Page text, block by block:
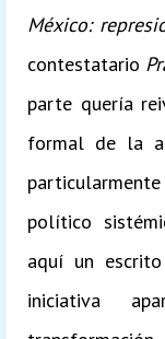
México:
contestatario
parte quería
formal de la
político
aquí un
iniciativa